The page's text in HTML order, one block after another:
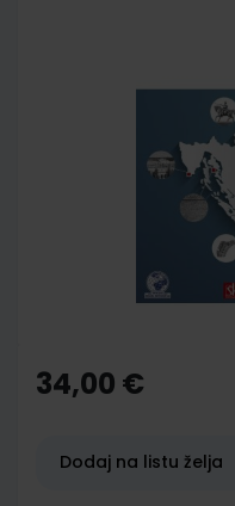
the
beginning
gallery
34,00 €
Dodaj na listu želja